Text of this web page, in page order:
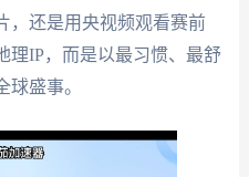
，还是用央视频观看赛前
理IP，而是以最习惯、最舒
盛事。